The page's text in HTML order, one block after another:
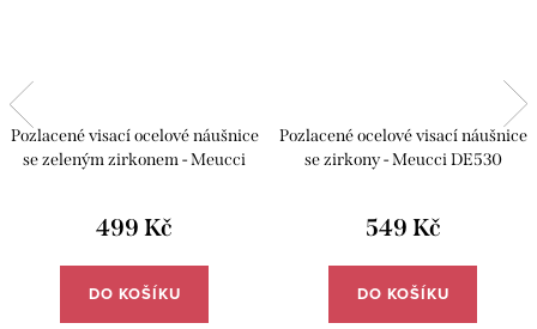
Pozlacené visací ocelové náušnice
se zeleným zirkonem - Meucci
499 Kč
DO KOŠÍKU
Pozlacené ocelové visací náušnice
se zirkony - Meucci DE530
549 Kč
DO KOŠÍKU